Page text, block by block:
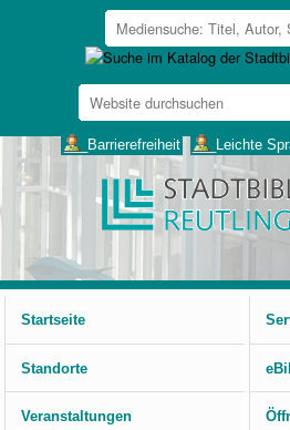
Website
durchsuchen
___Barrierefreiheit ___Leichte
Startseite
Standorte
Veranstaltungen